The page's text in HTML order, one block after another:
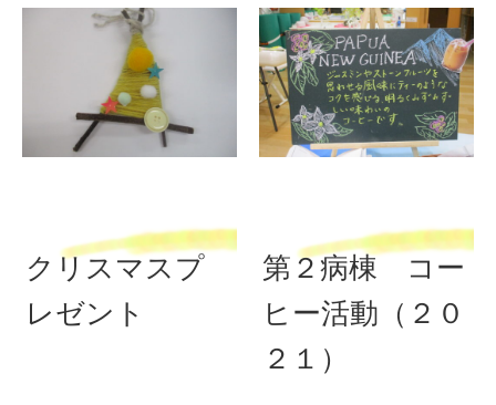
クリスマスプ
レゼント
第２病棟 コー
ヒー活動（２０
２１）